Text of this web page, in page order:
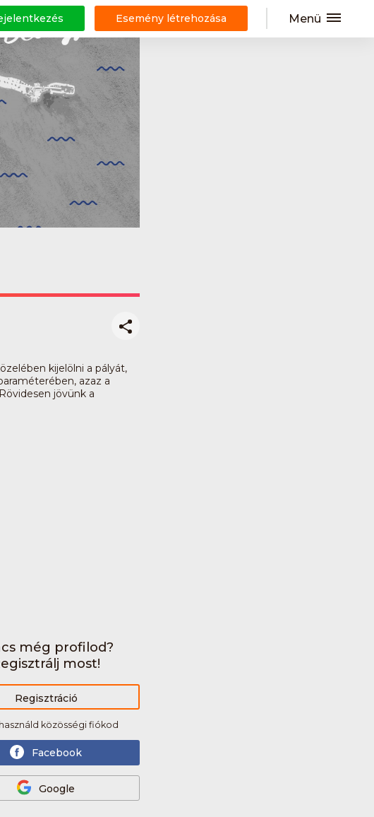
Esemény létrehozása Menü
kijelölni a pályát,
azaz a
jövünk a
még profilod?
most!
Regisztráció
közösségi fiókod
Facebook
Google